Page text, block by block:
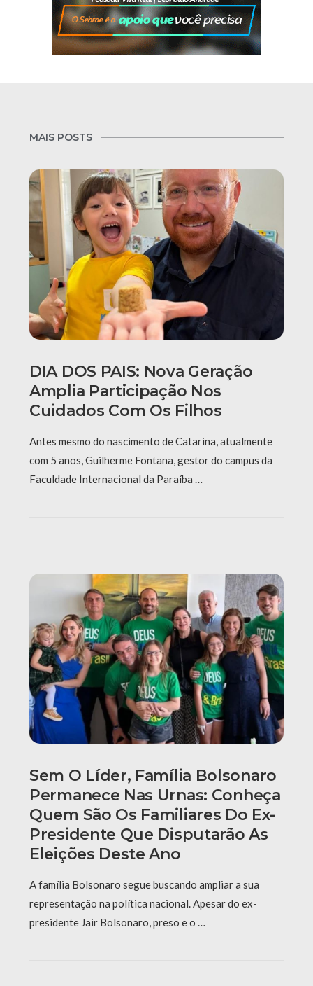
MAIS POSTS
DIA DOS PAIS: Nova Geração
Amplia Participação Nos
Cuidados Com Os Filhos
Antes mesmo do nascimento de Catarina, atualmente
com 5 anos, Guilherme Fontana, gestor do campus da
Faculdade Internacional da Paraíba …
Sem O Líder, Família Bolsonaro
Permanece Nas Urnas: Conheça
Quem São Os Familiares Do Ex-
Presidente Que Disputarão As
Eleições Deste Ano
A família Bolsonaro segue buscando ampliar a sua
representação na política nacional. Apesar do ex-
presidente Jair Bolsonaro, preso e o …